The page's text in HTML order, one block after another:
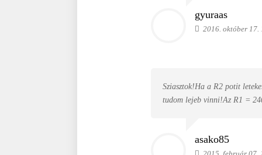
gyuraas
2016. október 17.
Sziasztok!Ha a R2 potit
tudom lejeb vinni!Az R1 =
asako85